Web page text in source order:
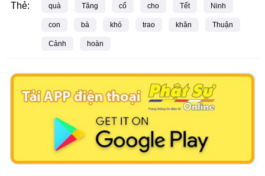
Thẻ: quà Tăng cố cho Tết Ninh
con bà khó trao khăn Thuận
Cảnh hoàn